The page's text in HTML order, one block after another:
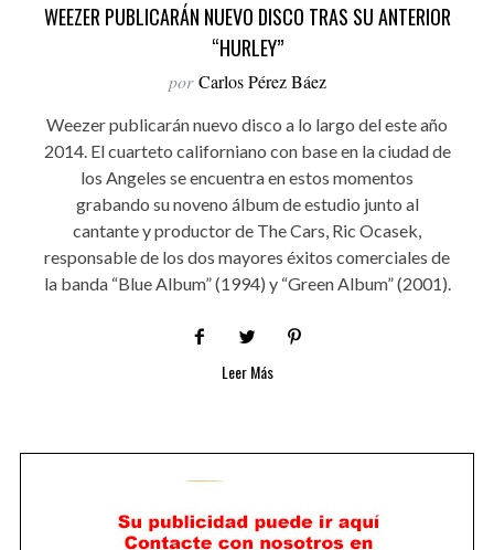
WEEZER PUBLICARÁN NUEVO DISCO TRAS SU ANTERIOR
“HURLEY”
por Carlos Pérez Báez
Weezer publicarán nuevo disco a lo largo del este año
2014. El cuarteto californiano con base en la ciudad de
los Angeles se encuentra en estos momentos
grabando su noveno álbum de estudio junto al
cantante y productor de The Cars, Ric Ocasek,
responsable de los dos mayores éxitos comerciales de
la banda “Blue Album” (1994) y “Green Album” (2001).
Leer Más